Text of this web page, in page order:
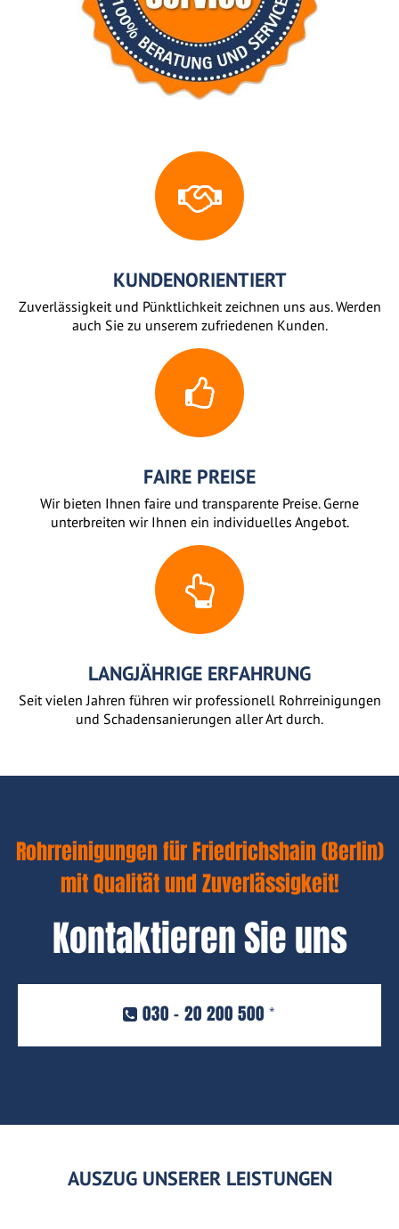
KUNDENORIENTIERT
Zuverlässigkeit und Pünktlichkeit zeichnen uns aus. Werden
auch Sie zu unserem zufriedenen Kunden.
FAIRE PREISE
Wir bieten Ihnen faire und transparente Preise. Gerne
unterbreiten wir Ihnen ein individuelles Angebot.
LANGJÄHRIGE ERFAHRUNG
Seit vielen Jahren führen wir professionell Rohrreinigungen
und Schadensanierungen aller Art durch.
Rohrreinigungen für Friedrichshain (Berlin)
mit Qualität und Zuverlässigkeit!
Kontaktieren Sie uns
030 - 20 200 500 *
AUSZUG UNSERER LEISTUNGEN